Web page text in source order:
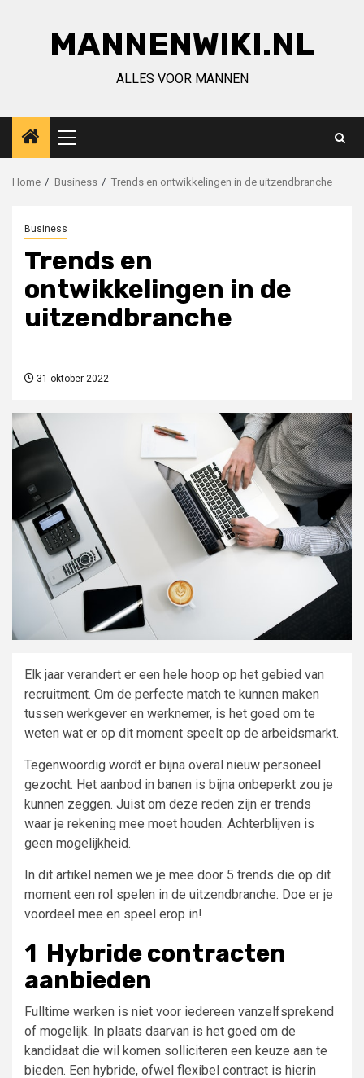
MANNENWIKI.NL
ALLES VOOR MANNEN
Primair
menu
Home Business Trends en ontwikkelingen in de uitzendbranche
Business
Trends en
ontwikkelingen in de
uitzendbranche
31 oktober 2022
Elk jaar verandert er een hele hoop op het gebied van
recruitment. Om de perfecte match te kunnen maken
tussen werkgever en werknemer, is het goed om te
weten wat er op dit moment speelt op de arbeidsmarkt.
Tegenwoordig wordt er bijna overal nieuw personeel
gezocht. Het aanbod in banen is bijna onbeperkt zou je
kunnen zeggen. Juist om deze reden zijn er trends
waar je rekening mee moet houden. Achterblijven is
geen mogelijkheid.
In dit artikel nemen we je mee door 5 trends die op dit
moment een rol spelen in de uitzendbranche. Doe er je
voordeel mee en speel erop in!
1 Hybride contracten
aanbieden
Fulltime werken is niet voor iedereen vanzelfsprekend
of mogelijk. In plaats daarvan is het goed om de
kandidaat die wil komen solliciteren een keuze aan te
bieden. Een hybride, ofwel flexibel contract is hierin